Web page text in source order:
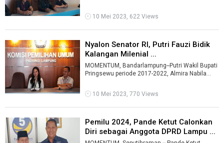
10 Mei 2023, 622 Views
Nyalon Senator RI, Putri Fauzi Bidik
Kalangan Milenial ...
MOMENTUM, Bandarlampung--Putri Wakil Bupati
Pringsewu periode 2017-2022, Almira Nabila
10 Mei 2023, 770 Views
Pemilu 2024, Pande Ketut Calonkan
Diri sebagai Anggota DPRD Lampu ...